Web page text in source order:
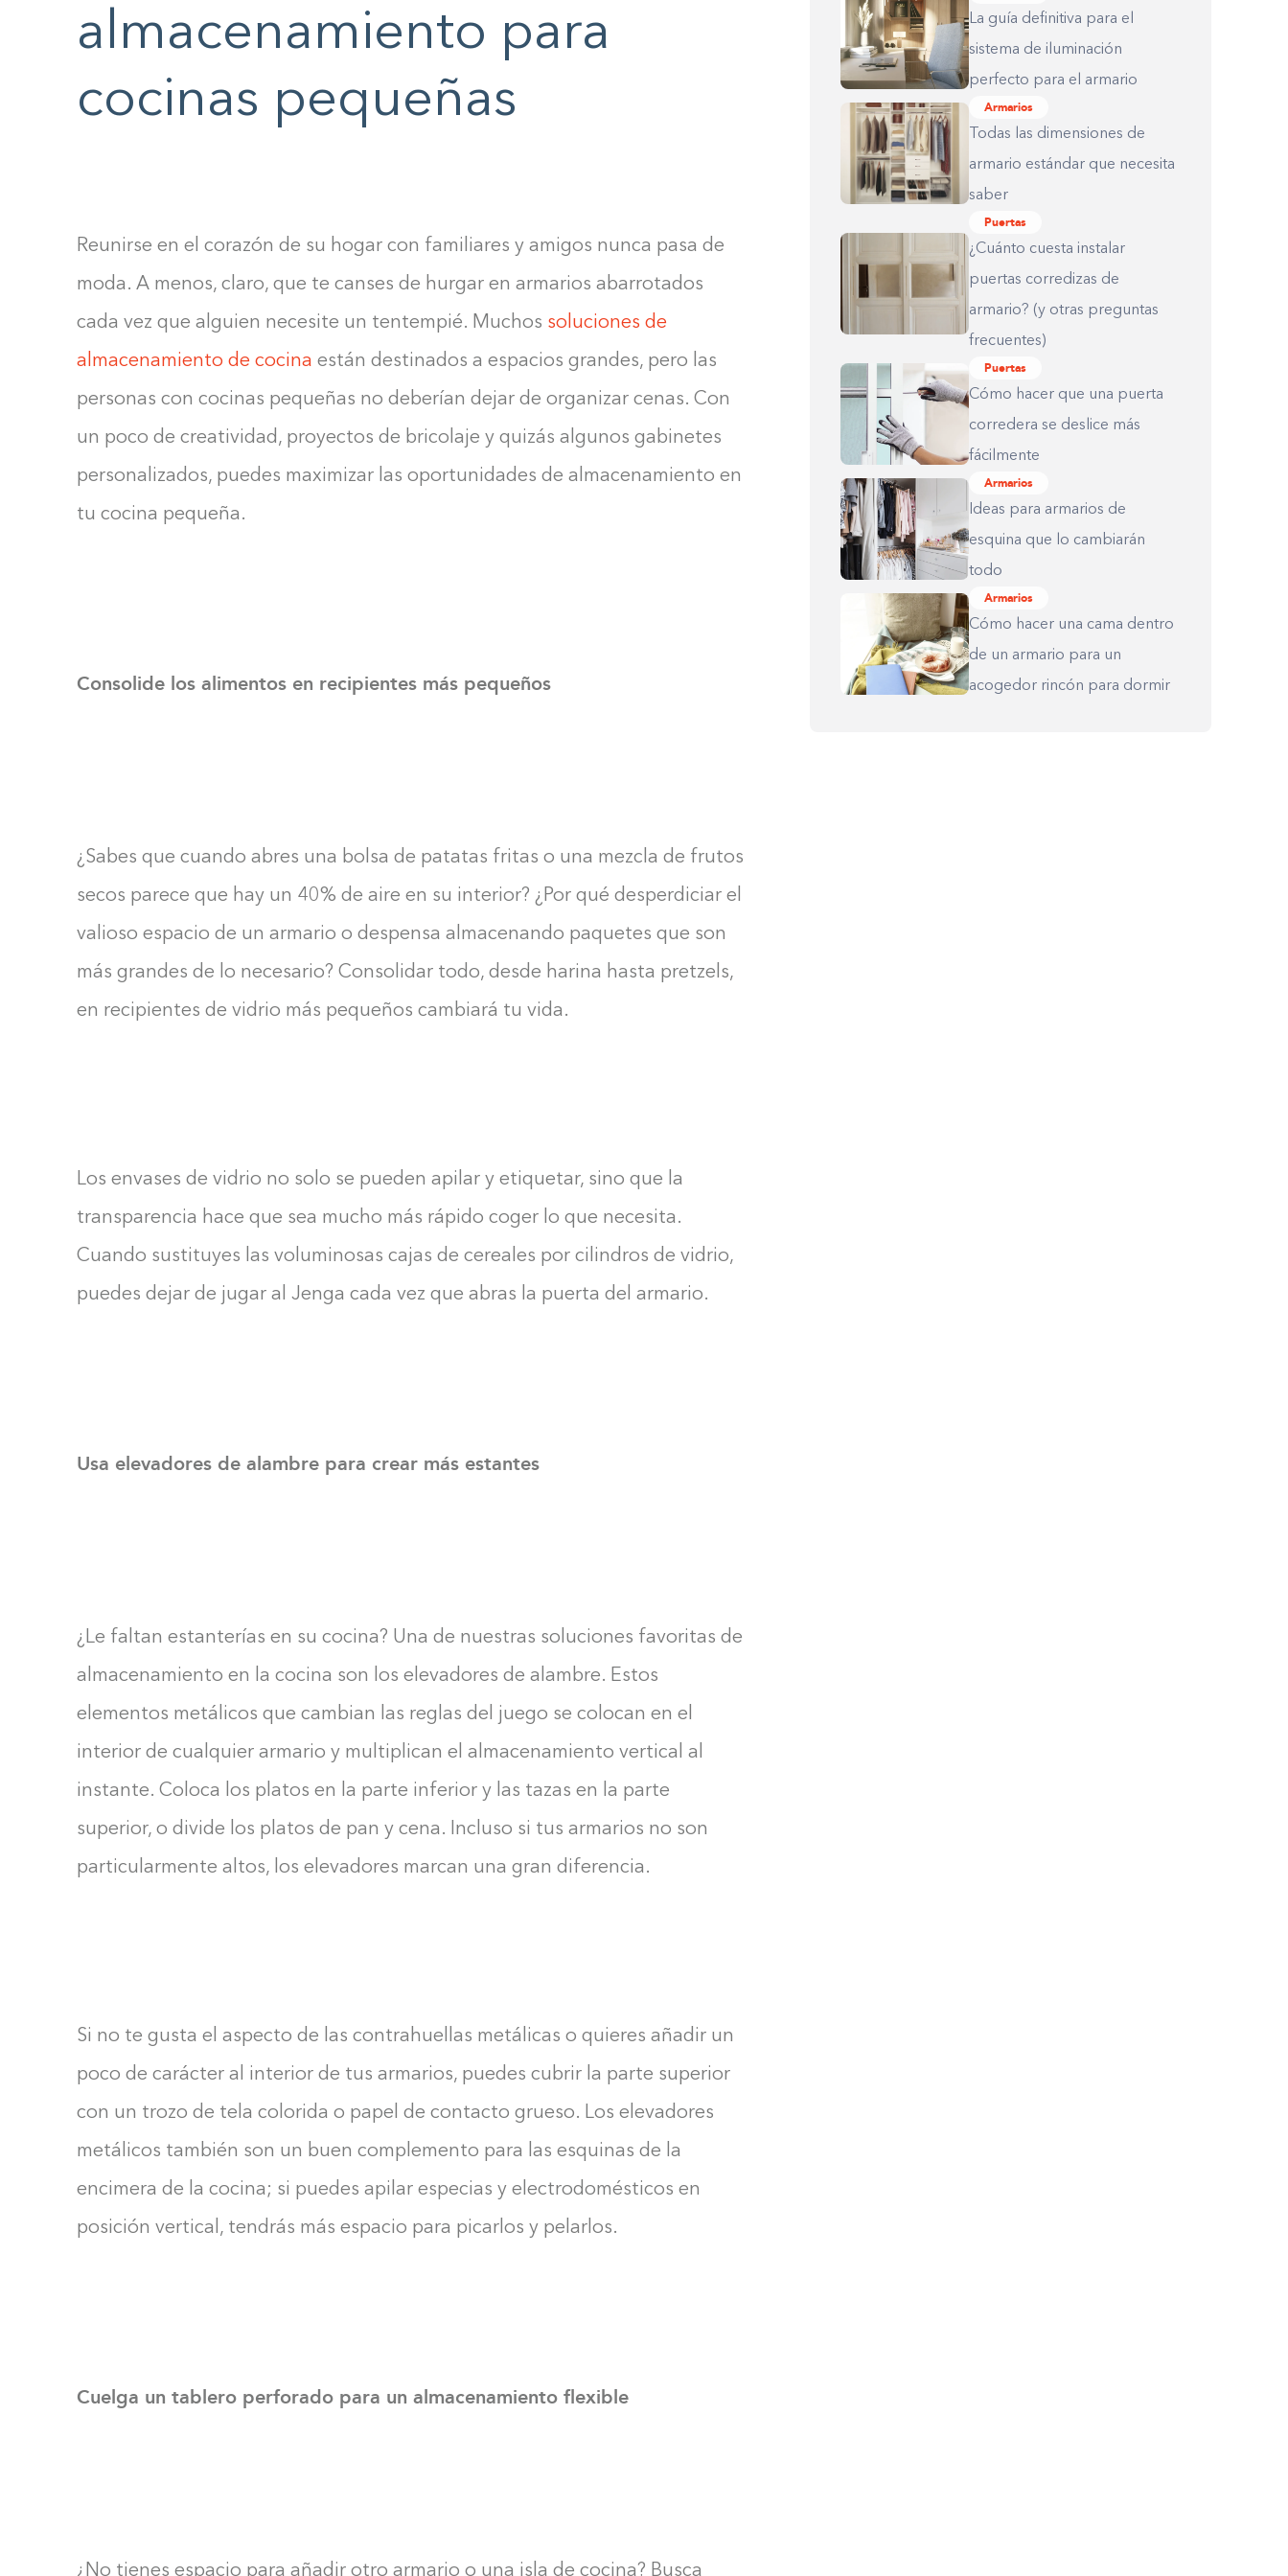
almacenamiento para
cocinas pequeñas
Reunirse en el corazón de su hogar con familiares y amigos nunca pasa de
moda. A menos, claro, que te canses de hurgar en armarios abarrotados
cada vez que alguien necesite un tentempié. Muchos soluciones de
almacenamiento de cocina están destinados a espacios grandes, pero las
personas con cocinas pequeñas no deberían dejar de organizar cenas. Con
un poco de creatividad, proyectos de bricolaje y quizás algunos gabinetes
personalizados, puedes maximizar las oportunidades de almacenamiento en
tu cocina pequeña.
Consolide los alimentos en recipientes más pequeños
¿Sabes que cuando abres una bolsa de patatas fritas o una mezcla de frutos
secos parece que hay un 40% de aire en su interior? ¿Por qué desperdiciar el
valioso espacio de un armario o despensa almacenando paquetes que son
más grandes de lo necesario? Consolidar todo, desde harina hasta pretzels,
en recipientes de vidrio más pequeños cambiará tu vida.
Los envases de vidrio no solo se pueden apilar y etiquetar, sino que la
transparencia hace que sea mucho más rápido coger lo que necesita.
Cuando sustituyes las voluminosas cajas de cereales por cilindros de vidrio,
puedes dejar de jugar al Jenga cada vez que abras la puerta del armario.
Usa elevadores de alambre para crear más estantes
¿Le faltan estanterías en su cocina? Una de nuestras soluciones favoritas de
almacenamiento en la cocina son los elevadores de alambre. Estos
elementos metálicos que cambian las reglas del juego se colocan en el
interior de cualquier armario y multiplican el almacenamiento vertical al
instante. Coloca los platos en la parte inferior y las tazas en la parte
superior, o divide los platos de pan y cena. Incluso si tus armarios no son
particularmente altos, los elevadores marcan una gran diferencia.
Si no te gusta el aspecto de las contrahuellas metálicas o quieres añadir un
poco de carácter al interior de tus armarios, puedes cubrir la parte superior
con un trozo de tela colorida o papel de contacto grueso. Los elevadores
metálicos también son un buen complemento para las esquinas de la
encimera de la cocina; si puedes apilar especias y electrodomésticos en
posición vertical, tendrás más espacio para picarlos y pelarlos.
Cuelga un tablero perforado para un almacenamiento flexible
¿No tienes espacio para añadir otro armario o una isla de cocina? Busca
La guía definitiva para el
sistema de iluminación
perfecto para el armario
Armarios
Todas las dimensiones de
armario estándar que necesita
saber
Puertas
¿Cuánto cuesta instalar
puertas corredizas de
armario? (y otras preguntas
frecuentes)
Puertas
Cómo hacer que una puerta
corredera se deslice más
fácilmente
Armarios
Ideas para armarios de
esquina que lo cambiarán
todo
Armarios
Cómo hacer una cama dentro
de un armario para un
acogedor rincón para dormir
Construyendo el armario...
0%